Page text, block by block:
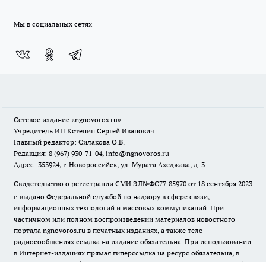
Мы в социальных сетях
Сетевое издание «ngnovoros.ru»
Учредитель ИП Кстенин Сергей Иванович
Главный редактор: Силакова О.В.
Редакция: 8 (967) 930-71-04, info@ngnovoros.ru
Адрес: 353924, г. Новороссийск, ул. Мурата Ахеджака, д. 3
Свидетельство о регистрации СМИ ЭЛ№ФС77-85970 от 18 сентября 2023
г. выдано Федеральной службой по надзору в сфере связи,
информационных технологий и массовых коммуникаций. При
частичном или полном воспроизведении материалов новостного
портала ngnovoros.ru в печатных изданиях, а также теле-
радиосообщениях ссылка на издание обязательна. При использовании
в Интернет-изданиях прямая гиперссылка на ресурс обязательна, в